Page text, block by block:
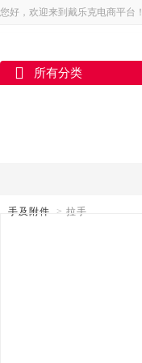
您好，欢迎来到戴乐克电商平台！
所有分类
手及附件 > 拉手